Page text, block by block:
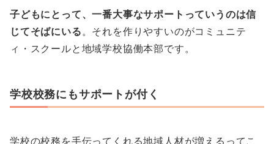
子どもにとって、一番大事なサポートっていうのは信
じてそばにいる 。それを作りやすいのがコミュニテ
ィ・スクールと地域学校協働本部です。
学校校務にもサポートが付く
学校の校務を手伝ってくれる地域人材が増えるってこ